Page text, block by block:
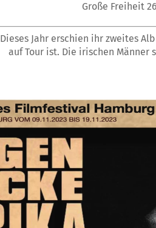
Große Freiheit
Dieses Jahr erschien ihr zweites
auf Tour ist. Die irischen Männer